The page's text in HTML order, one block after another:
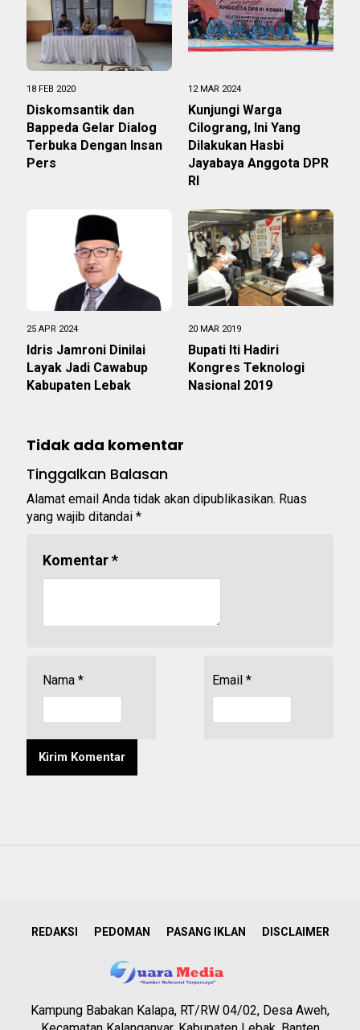
18 FEB 2020
Diskomsantik dan
Bappeda Gelar Dialog
Terbuka Dengan Insan
Pers
12 MAR 2024
Kunjungi Warga
Cilograng, Ini Yang
Dilakukan Hasbi
Jayabaya Anggota DPR
RI
25 APR 2024
Idris Jamroni Dinilai
Layak Jadi Cawabup
Kabupaten Lebak
20 MAR 2019
Bupati Iti Hadiri
Kongres Teknologi
Nasional 2019
Tidak ada komentar
Tinggalkan Balasan
Alamat email Anda tidak akan dipublikasikan. Ruas
yang wajib ditandai *
Komentar*
Nama * Email *
REDAKSI PEDOMAN PASANG IKLAN DISCLAIMER
Kampung Babakan Kalapa, RT/RW 04/02, Desa Aweh,